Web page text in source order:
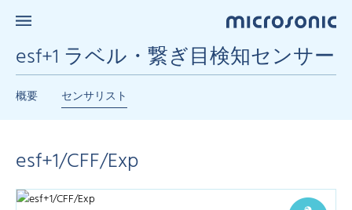
esf+1 ラベル・繋ぎ目検知センサー
概要 センサリスト
esf+1/CFF/Exp